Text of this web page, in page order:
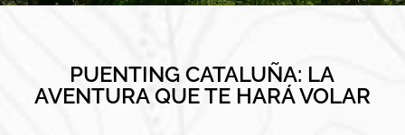
PUENTING CATALUÑA: LA
AVENTURA QUE TE HARÁ VOLAR